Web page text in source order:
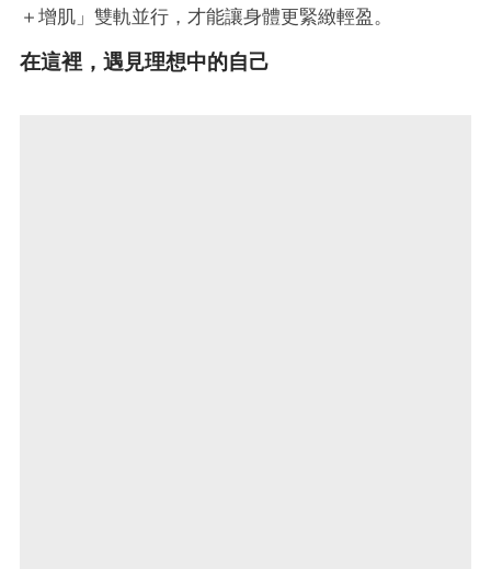
＋增肌」雙軌並行，才能讓身體更緊緻輕盈。
在這裡，遇見理想中的自己